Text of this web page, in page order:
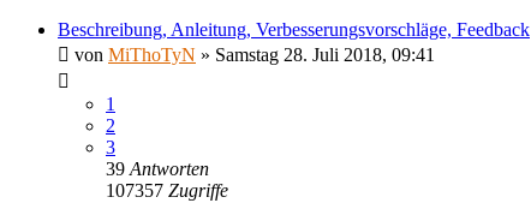
Beschreibung, Anleitung, Verbesserungsvorschläge, Feedback
von MiThoTyN » Samstag 28. Juli 2018, 09:41
1
2
3
39 Antworten
107357 Zugriffe